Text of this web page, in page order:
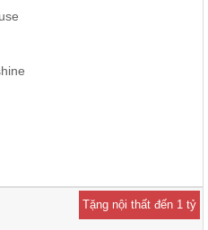
Tặng nội thất đến 1 tỷ